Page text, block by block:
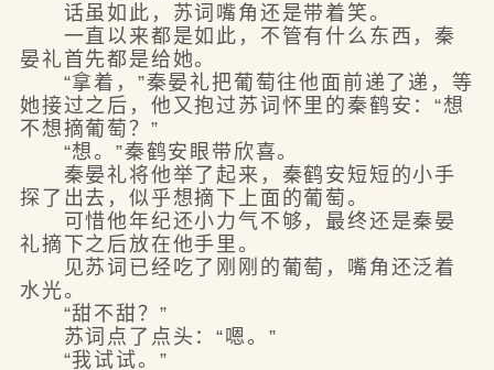
话虽如此，苏词嘴角还是带着笑。
一直以来都是如此，不管有什么东西，秦
晏礼首先都是给她。
“拿着，”秦晏礼把葡萄往他面前递了递，等
她接过之后，他又抱过苏词怀里的秦鹤安：“想
不想摘葡萄？”
“想。”秦鹤安眼带欣喜。
秦晏礼将他举了起来，秦鹤安短短的小手
探了出去，似乎想摘下上面的葡萄。
可惜他年纪还小力气不够，最终还是秦晏
礼摘下之后放在他手里。
见苏词已经吃了刚刚的葡萄，嘴角还泛着
水光。
“甜不甜？”
苏词点了点头：“嗯。”
“我试试。”